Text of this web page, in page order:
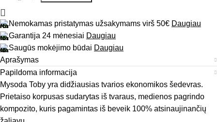
Nemokamas pristatymas užsakymams virš 50€ Daugiau
Garantija 24 mėnesiai Daugiau
Saugūs mokėjimo būdai Daugiau
Aprašymas
Papildoma informacija
Mysoda Toby yra didžiausias tvarios ekonomikos šedevras.
Prietaiso korpusas sudarytas iš tvaraus, medienos pagrindo
kompozito, kuris pagamintas iš beveik 100% atsinaujinančių